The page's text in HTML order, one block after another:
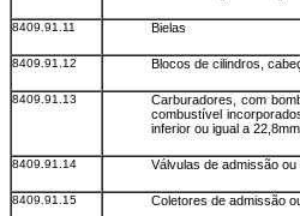
8409.91.11 Bielas
8409.91.12 Blocos de cilindros,
8409.91.13
Carburadores, com
combustível
inferior ou igual a
8409.91.14 Válvulas de admissão
8409.91.15 Coletores de admissão